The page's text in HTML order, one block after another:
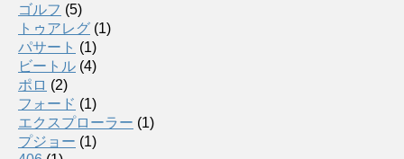
ゴルフ (5)
トゥアレグ (1)
パサート (1)
ビートル (4)
ポロ (2)
フォード (1)
エクスプローラー (1)
プジョー (1)